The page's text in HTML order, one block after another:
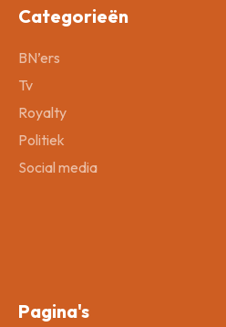
Categorieën
BN’ers
Tv
Royalty
Politiek
Social media
Pagina's